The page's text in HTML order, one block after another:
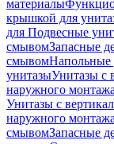
материалы
крышкой для
для Подвесные
смывомЗапасные
смывомНапольные
унитазыУнитазы с
наружного
Унитазы с
наружного
смывомЗапасные